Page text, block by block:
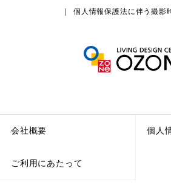
個人情報保護法に伴う撮影
会社概要 個人
ご利用にあたって